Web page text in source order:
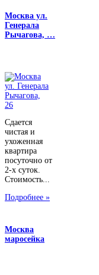
Москва ул.
Генерала
Рычагова, …
Сдается
чистая и
ухоженная
квартира
посуточно от
2-х суток.
Стоимость...
Подробнее »
Москва
маросейка